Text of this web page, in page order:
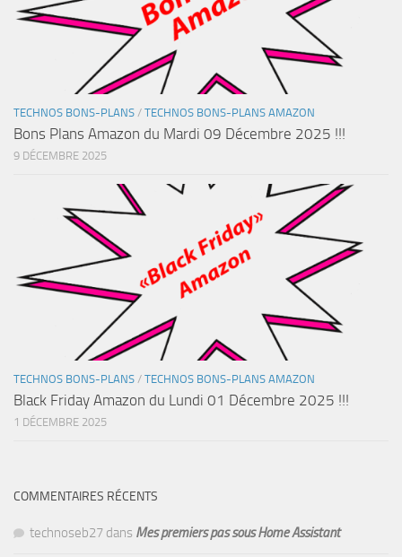
TECHNOS BONS-PLANS / TECHNOS BONS-PLANS AMAZON
Bons Plans Amazon du Mardi 09 Décembre 2025 !!!
9 DÉCEMBRE 2025
TECHNOS BONS-PLANS / TECHNOS BONS-PLANS AMAZON
Black Friday Amazon du Lundi 01 Décembre 2025 !!!
1 DÉCEMBRE 2025
COMMENTAIRES RÉCENTS
technoseb27 dans Mes premiers pas sous Home Assistant